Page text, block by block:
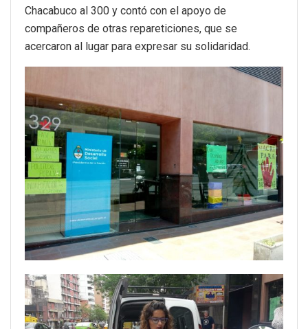
Chacabuco al 300 y contó con el apoyo de
compañeros de otras repareticiones, que se
acercaron al lugar para expresar su solidaridad.